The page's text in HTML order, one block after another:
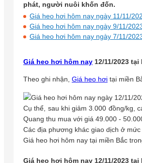
phát, người nuôi khốn đốn.
Giá heo hơi hôm nay ngày 11/11/
Giá heo hơi hôm nay ngày 9/11/
Giá heo hơi hôm nay ngày 7/11/
Giá heo hơi hôm nay 12/11/2023 tại
Theo ghi nhận, Giá heo hơi tại miền
Cụ thể, sau khi giảm 3.000 đồng/kg,
Quang thu mua với giá 49.000 -
Các địa phương khác giao dịch ở
Giá heo hơi hôm nay tại miền Bắc
Giá heo hơi hôm nay 12/11/2023